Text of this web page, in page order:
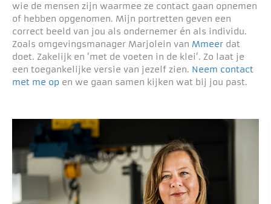
wie de mensen zijn waarmee ze contact gaan opnemen
of hebben opgenomen. Mijn portretten geven een
correct beeld van jou als ondernemer én als individu.
Zoals omgevingsmanager Marjolein van Mmeer dat
doet. Zakelijk en ’met de voeten in de klei’. Zo laat je
een toegankelijke versie van jezelf zien. Neem contact
met me op en we gaan samen kijken wat bij jou past.